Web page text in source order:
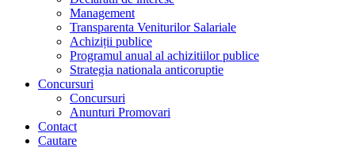
Management
Transparenta Veniturilor Salariale
Achiziții publice
Programul anual al achizitiilor publice
Strategia nationala anticoruptie
Concursuri
Concursuri
Anunturi Promovari
Contact
Cautare